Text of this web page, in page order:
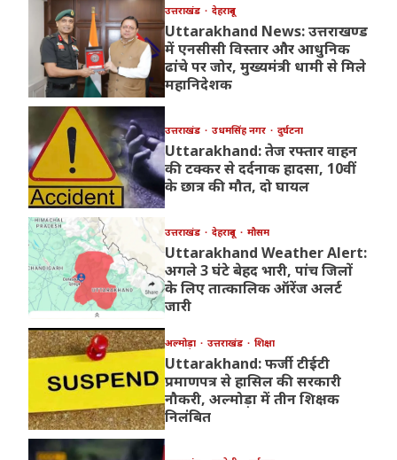
उत्तराखंड देहरादून
Uttarakhand News: उत्तराखण्ड
में एनसीसी विस्तार और आधुनिक
ढांचे पर जोर, मुख्यमंत्री धामी से मिले
महानिदेशक
उत्तराखंड उधमसिंह नगर दुर्घटना
Uttarakhand: तेज रफ्तार वाहन
की टक्कर से दर्दनाक हादसा, 10वीं
के छात्र की मौत, दो घायल
उत्तराखंड देहरादून मौसम
Uttarakhand Weather Alert:
अगले 3 घंटे बेहद भारी, पांच जिलों
के लिए तात्कालिक ऑरेंज अलर्ट
जारी
अल्मोड़ा उत्तराखंड शिक्षा
Uttarakhand: फर्जी टीईटी
प्रमाणपत्र से हासिल की सरकारी
नौकरी, अल्मोड़ा में तीन शिक्षक
निलंबित